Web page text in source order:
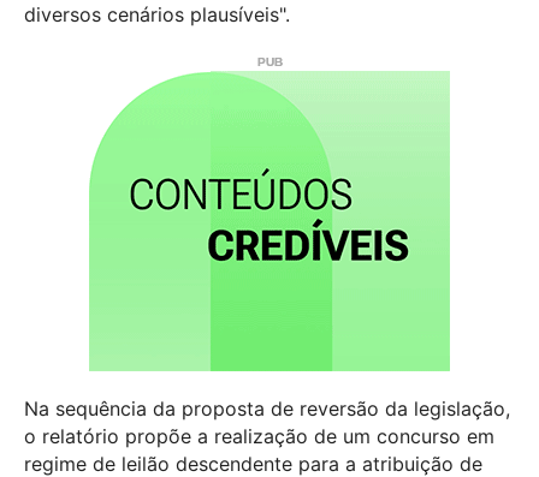
diversos cenários plausíveis".
Na sequência da proposta de reversão da legislação,
o relatório propõe a realização de um concurso em
regime de leilão descendente para a atribuição de